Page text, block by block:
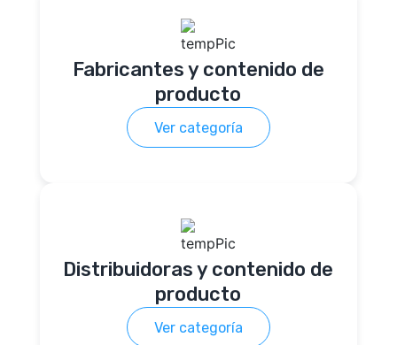
Fabricantes y contenido de
producto
Ver categoría
Distribuidoras y contenido de
producto
Ver categoría